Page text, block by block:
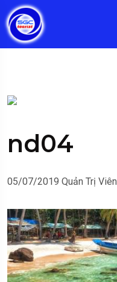
nd04
05/07/2019 Quản Trị Viên